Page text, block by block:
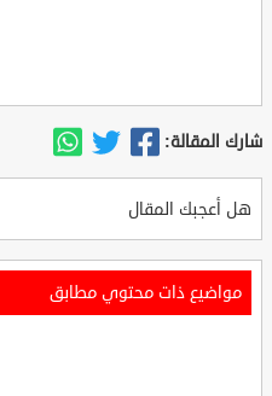
شارك المقالة:
هل أعجبك المقال
مواضيع ذات محتوي مطابق